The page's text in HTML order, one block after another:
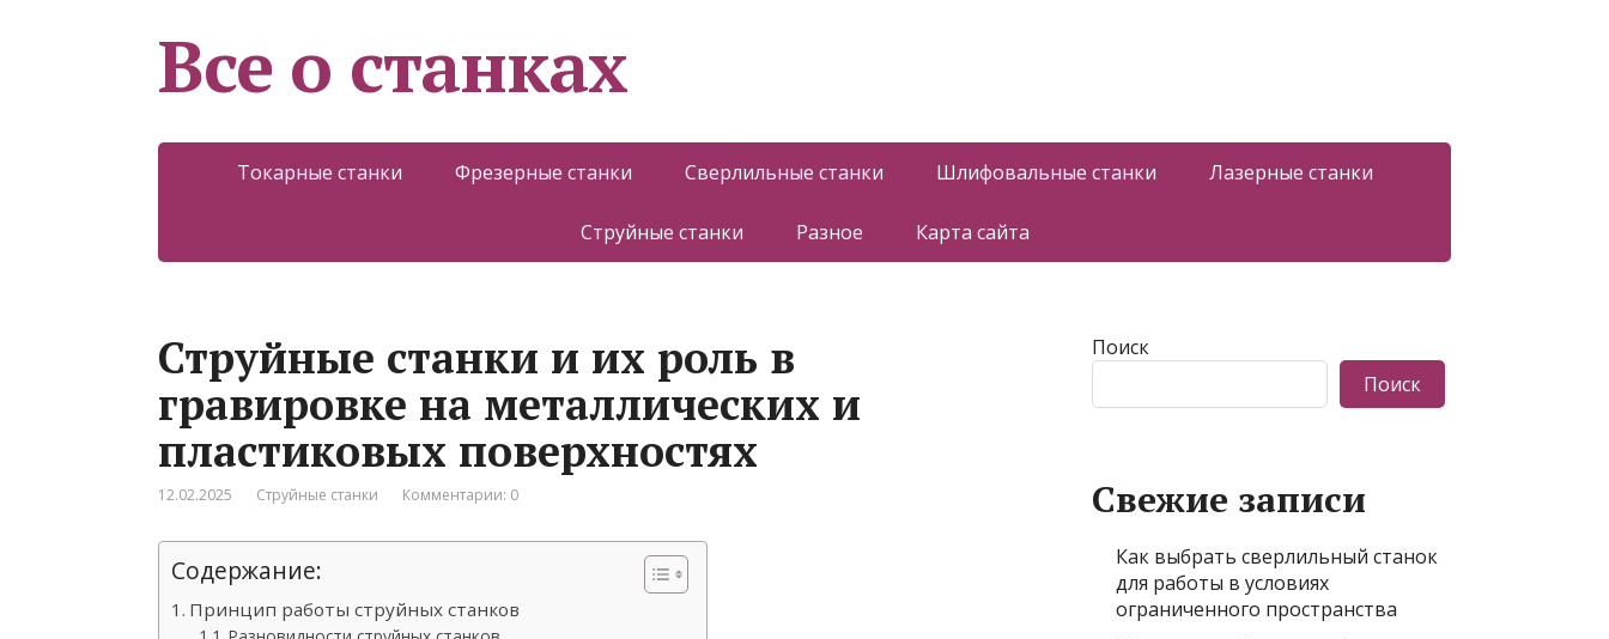
Все о станках
Токарные станки Фрезерные станки Сверлильные станки Шлифовальные станки Лазерные станки
Струйные станки Разное Карта сайта
Струйные станки и их роль в
гравировке на металлических и
пластиковых поверхностях
12.02.2025 Струйные станки Комментарии: 0
Содержание:
Принцип работы струйных станков
Поиск
Поиск
Свежие записи
Как выбрать сверлильный станок
для работы в условиях
ограниченного пространства